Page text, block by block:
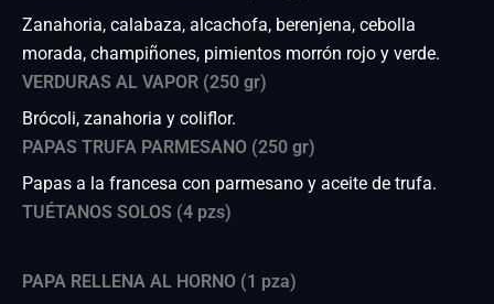
Zanahoria, calabaza, alcachofa, berenjena, cebolla
morada, champiñones, pimientos morrón rojo y verde.
VERDURAS AL VAPOR (250 gr)
Brócoli, zanahoria y coliflor.
PAPAS TRUFA PARMESANO (250 gr)
Papas a la francesa con parmesano y aceite de trufa.
TUÉTANOS SOLOS (4 pzs)
PAPA RELLENA AL HORNO (1 pza)